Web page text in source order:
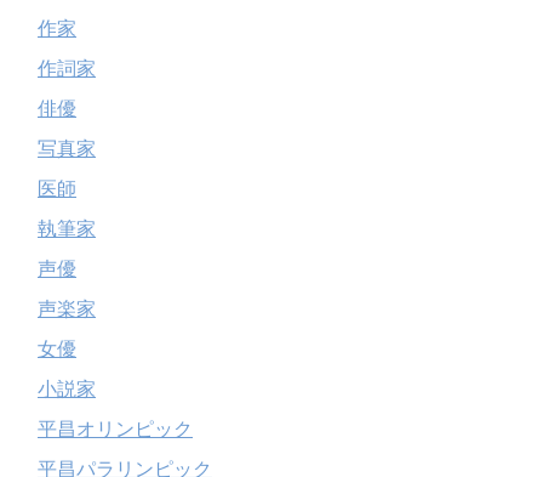
作家
作詞家
俳優
写真家
医師
執筆家
声優
声楽家
女優
小説家
平昌オリンピック
平昌パラリンピック